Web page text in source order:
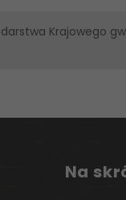
Krajowego
Na